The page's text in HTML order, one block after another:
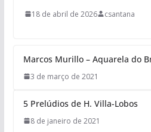
18 de abril de 2026 csantana
Marcos Murillo – Aquarela do
3 de março de 2021
5 Prelúdios de H. Villa-Lobos
8 de janeiro de 2021